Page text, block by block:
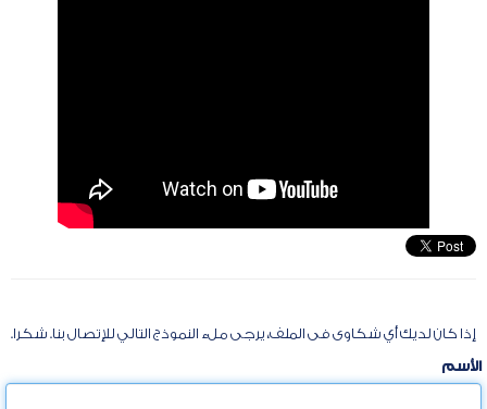
إذا كان لديك أي شكاوى فى الملف، يرجى ملء النموذج التالي للإتصال بنا. شكرا.
الأسم